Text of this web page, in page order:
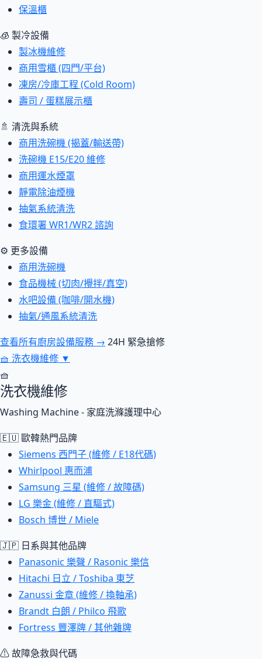
保溫櫃
🧊 製冷設備
製冰機維修
商用雪櫃 (四門/平台)
凍房/冷庫工程 (Cold Room)
壽司 / 蛋糕展示櫃
🚿 清洗與系統
商用洗碗機 (揭蓋/輸送帶)
洗碗機 E15/E20 維修
商用運水煙罩
靜電除油煙機
抽氣系統清洗
食環署 WR1/WR2 諮詢
⚙ 更多設備
商用洗碗機
食品機械 (切肉/攪拌/真空)
水吧設備 (咖啡/開水機)
抽氣/通風系統清洗
查看所有廚房設備服務 → 24H 緊急搶修
🧺 洗衣機維修 ▼
🧺
洗衣機維修
Washing Machine - 家庭洗滌護理中心
🇪🇺 歐韓熱門品牌
Siemens 西門子 (維修 / E18代碼)
Whirlpool 惠而浦
Samsung 三星 (維修 / 故障碼)
LG 樂金 (維修 / 直驅式)
Bosch 博世 / Miele
🇯🇵 日系與其他品牌
Panasonic 樂聲 / Rasonic 樂信
Hitachi 日立 / Toshiba 東芝
Zanussi 金章 (維修 / 換軸承)
Brandt 白朗 / Philco 飛歌
Fortress 豐澤牌 / 其他雜牌
⚠ 故障急救與代碼